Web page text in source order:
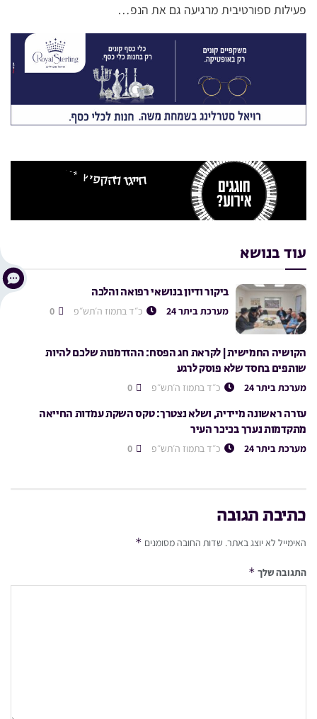
פעילות ספורטיבית מרגיעה גם את הנפ…
עוד בנושא
ביקור ודיון בנושאי רפואה והלכה
מערכת ביתר 24 כ״ד בתמוז ה׳תש״פ
הקושיה החמישית | לקראת חג הפסח: ההזדמנות שלכם להיות
שותפים בחסד שלא פוסק לרגע
מערכת ביתר 24 כ״ד בתמוז ה׳תש״פ
עזרה ראשונה מיידית, ושלא נצטרך: טקס השקת עמדות החייאה
מתקדמות נערך בכיכר העיר
מערכת ביתר 24 כ״ד בתמוז ה׳תש״פ
כתיבת תגובה
האימייל לא יוצג באתר. שדות החובה מסומנים *
התגובה שלך *